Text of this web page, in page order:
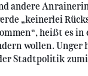
andere
„keinerlei
heißt es
wollen. Unger
Stadtpolitik